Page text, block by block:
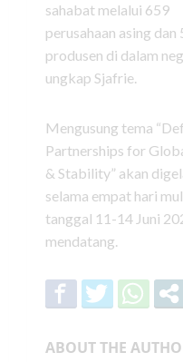
sahabat melalui 659
perusahaan asing dan
produsen di dalam
ungkap Sjafrie.
Mengusung tema
Partnerships for
& Stability” akan
selama empat hari
tanggal 11-14 Juni
mendatang.
ABOUT THE